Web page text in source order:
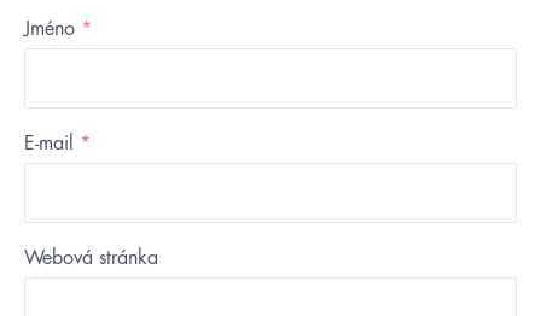
Jméno *
E-mail *
Webová stránka